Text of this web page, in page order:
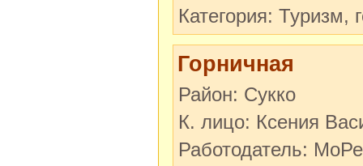
Категория: Туризм,
Горничная
Район: Сукко
К. лицо: Ксения
Работодатель: